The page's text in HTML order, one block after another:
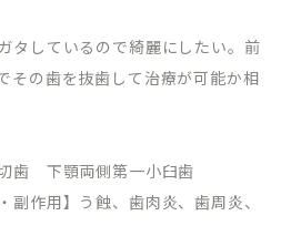
タしているので綺麗にしたい。前
その歯を抜歯して治療が可能か相
切歯 下顎両側第一小臼歯
副作用】う蝕、歯肉炎、歯周炎、